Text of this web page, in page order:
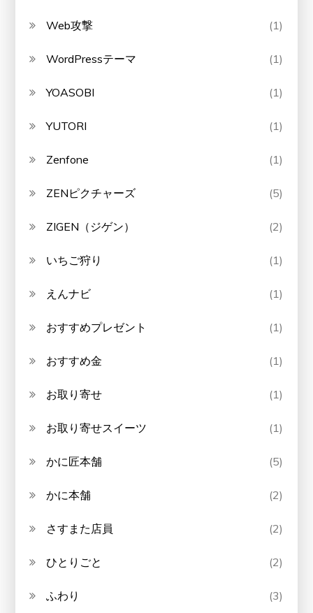
Web攻撃 (1)
WordPressテーマ (1)
YOASOBI (1)
YUTORI (1)
Zenfone (1)
ZENピクチャーズ (5)
ZIGEN（ジゲン） (2)
いちご狩り (1)
えんナビ (1)
おすすめプレゼント (1)
おすすめ金 (1)
お取り寄せ (1)
お取り寄せスイーツ (1)
かに匠本舗 (5)
かに本舗 (2)
さすまた店員 (2)
ひとりごと (2)
ふわり (3)